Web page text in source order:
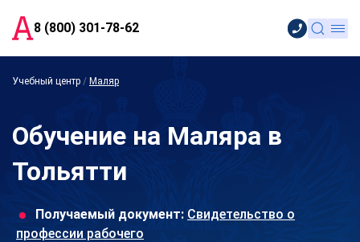
8 (800) 301-78-62
Учебный центр / Маляр
Обучение на Маляра в
Тольятти
Получаемый документ: Свидетельство о
профессии рабочего